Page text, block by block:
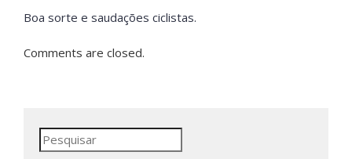
Boa sorte e saudações ciclistas.
Comments are closed.
Pesquisar